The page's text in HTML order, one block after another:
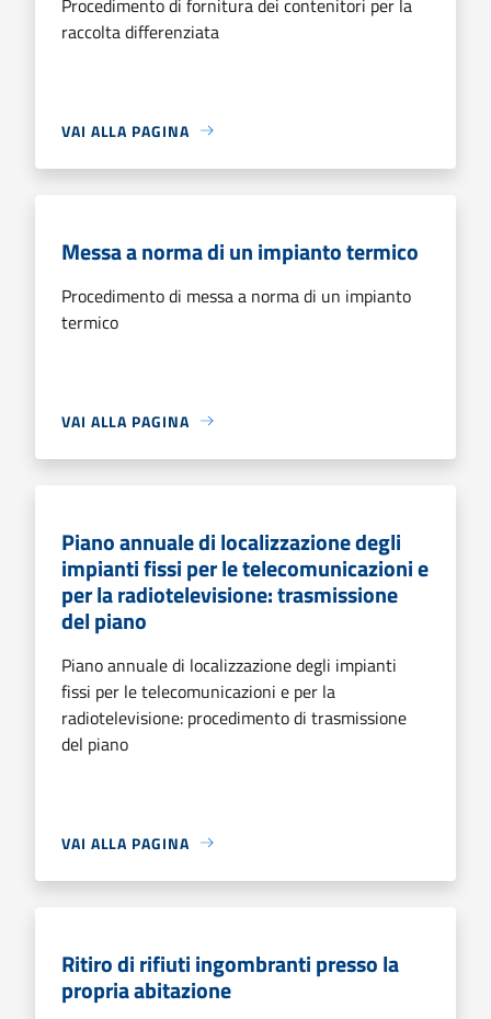
raccolta differenziata
VAI ALLA PAGINA
Messa a norma di un impianto termico
Procedimento di messa a norma di un impianto
termico
VAI ALLA PAGINA
Piano annuale di localizzazione degli
impianti fissi per le telecomunicazioni e
per la radiotelevisione: trasmissione
del piano
Piano annuale di localizzazione degli impianti
fissi per le telecomunicazioni e per la
radiotelevisione: procedimento di trasmissione
del piano
VAI ALLA PAGINA
Ritiro di rifiuti ingombranti presso la
propria abitazione